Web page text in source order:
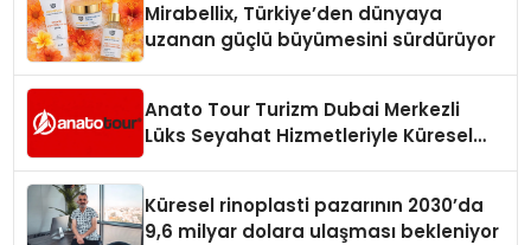
Mirabellix, Türkiye’den dünyaya
uzanan güçlü büyümesini sürdürüyor
Anato Tour Turizm Dubai Merkezli
Lüks Seyahat Hizmetleriyle Küresel
Küresel rinoplasti pazarının 2030’da
9,6 milyar dolara ulaşması bekleniyor